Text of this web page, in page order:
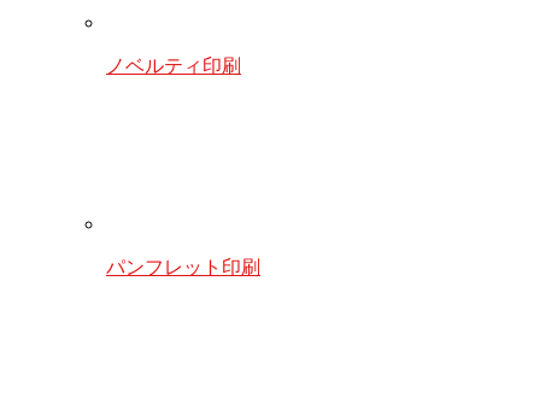
ノベルティ印刷
パンフレット印刷